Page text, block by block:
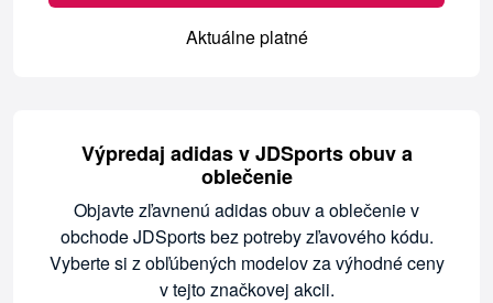
Aktuálne platné
Výpredaj adidas v JDSports obuv a
oblečenie
Objavte zľavnenú adidas obuv a oblečenie v
obchode JDSports bez potreby zľavového kódu.
Vyberte si z obľúbených modelov za výhodné ceny
v tejto značkovej akcii.